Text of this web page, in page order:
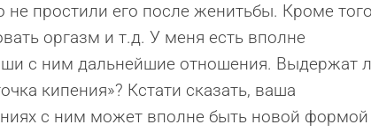
простили его после женитьбы. Кроме
оргазм и т.д. У меня есть вполне
с ним дальнейшие отношения. Выдержат
кипения»? Кстати сказать, ваша
с ним может вполне быть новой формой